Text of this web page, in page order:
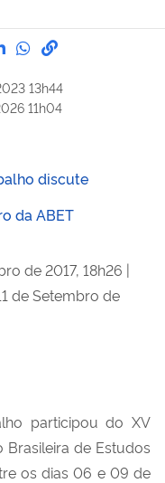
por Facebook
por Twitter
Compartilhe por
Compartilhe
link para
13h44
11h04
discute
da ABET
de 2017, 18h26 |
de Setembro de
participou do XV
Brasileira de Estudos
os dias 06 e 09 de